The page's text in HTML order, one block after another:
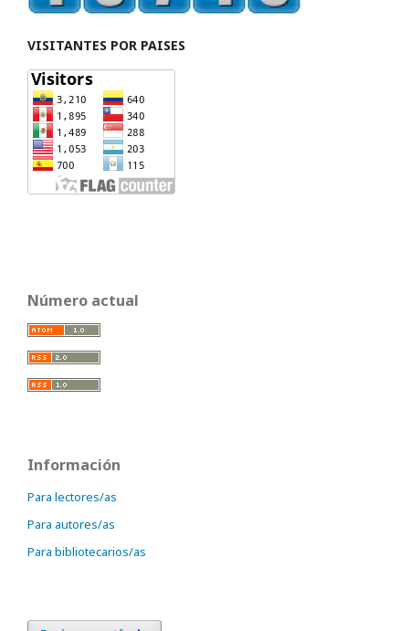
VISITANTES POR PAISES
Número actual
Información
Para lectores/as
Para autores/as
Para bibliotecarios/as